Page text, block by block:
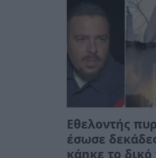
Εθελοντής
έσωσε
κάηκε το δικό